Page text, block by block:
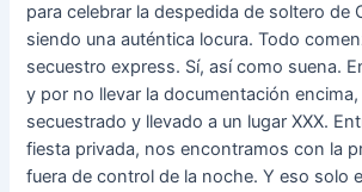
para celebrar la despedida de soltero de
siendo una auténtica locura. Todo
secuestro express. Sí, así como suena.
y por no llevar la documentación
secuestrado y llevado a un lugar XXX.
fiesta privada, nos encontramos con la
fuera de control de la noche. Y eso solo